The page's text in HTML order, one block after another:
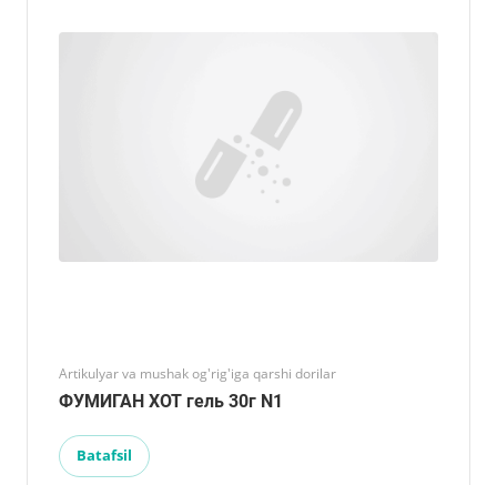
Artikulyar va mushak og'rig'iga qarshi dorilar
ФУМИГАН ХОТ гель 30г N1
Batafsil